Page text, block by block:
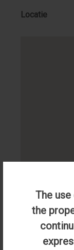
The
the
Locatie